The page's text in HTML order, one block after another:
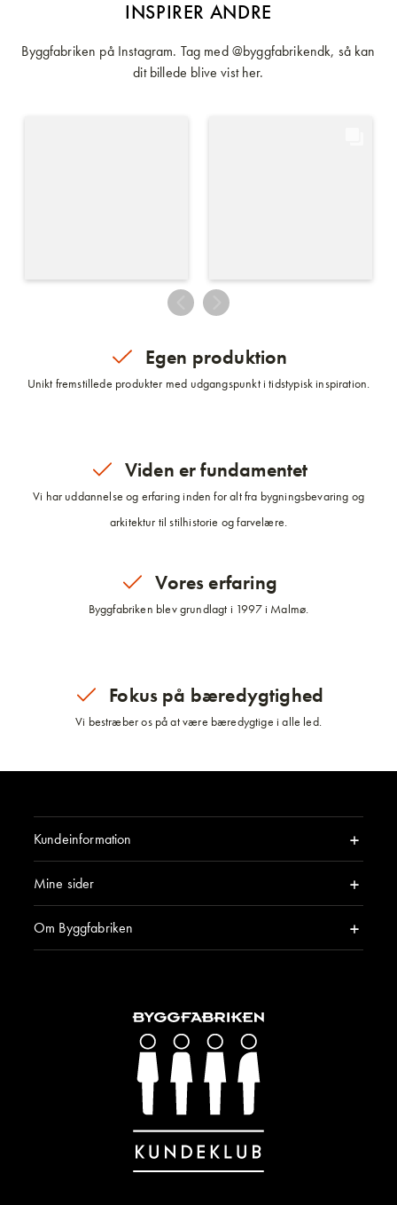
INSPIRER ANDRE
Byggfabriken på Instagram. Tag med @byggfabrikendk, så kan
dit billede blive vist her.
Egen produktion
Unikt fremstillede produkter med udgangspunkt i tidstypisk inspiration.
Viden er fundamentet
Vi har uddannelse og erfaring inden for alt fra bygningsbevaring og
arkitektur til stilhistorie og farvelære.
Vores erfaring
Byggfabriken blev grundlagt i 1997 i Malmø.
Fokus på bæredygtighed
Vi bestræber os på at være bæredygtige i alle led.
Kundeinformation
Mine sider
Om Byggfabriken